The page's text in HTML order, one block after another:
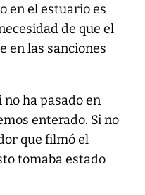
en el estuario es
de que el
en las sanciones
ha pasado en
enterado. Si no
que filmó el
tomaba estado